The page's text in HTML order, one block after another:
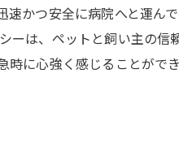
かつ安全に病院へと運ん
は、ペットと飼い主の信
に心強く感じることができ